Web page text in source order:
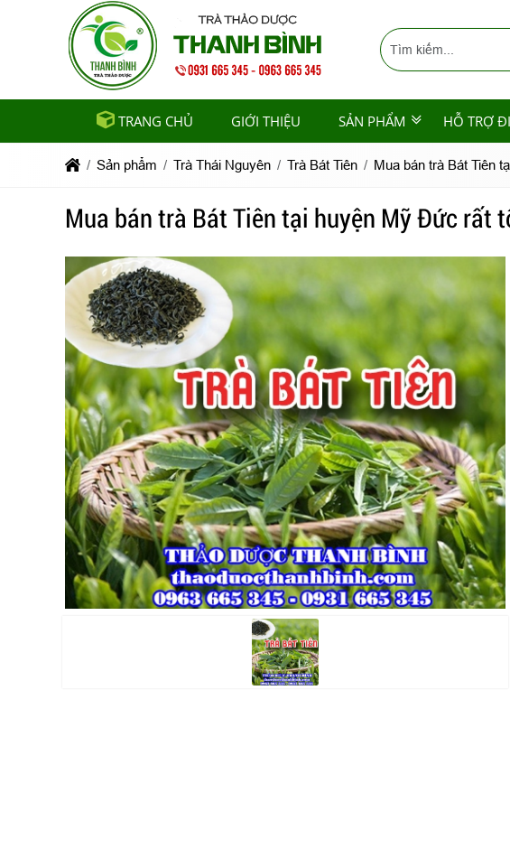
TRANG CHỦ GIỚI THIỆU SẢN PHẨM HỖ TRỢ
Sản phẩm Trà Thái Nguyên Trà Bát Tiên Mua bán trà Bát Tiên
Mua bán trà Bát Tiên tại huyện Mỹ Đức rất